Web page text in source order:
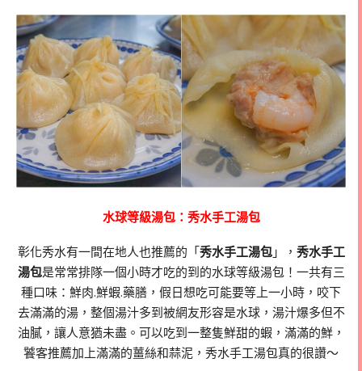
水球等級湯包：秀水手工湯包
彰化秀水有一間在地人也推薦的「秀水手工湯包」， 秀水手工
湯包是常常排隊一個小時才吃的到的水球等級湯包！一共有三
種口味：鮮肉.鮮蝦.藥膳，假日想吃可能要等上一小時，咬下
去滿滿的湯，整個湯汁多到被網友形容是水球，湯汁爆多但不
油膩，讓人意猶未盡。可以吃到一整隻鮮甜的蝦，滿滿的鮮，
饕客推薦加上滿滿的薑絲和蒜泥，秀水手工湯包真的很讚～